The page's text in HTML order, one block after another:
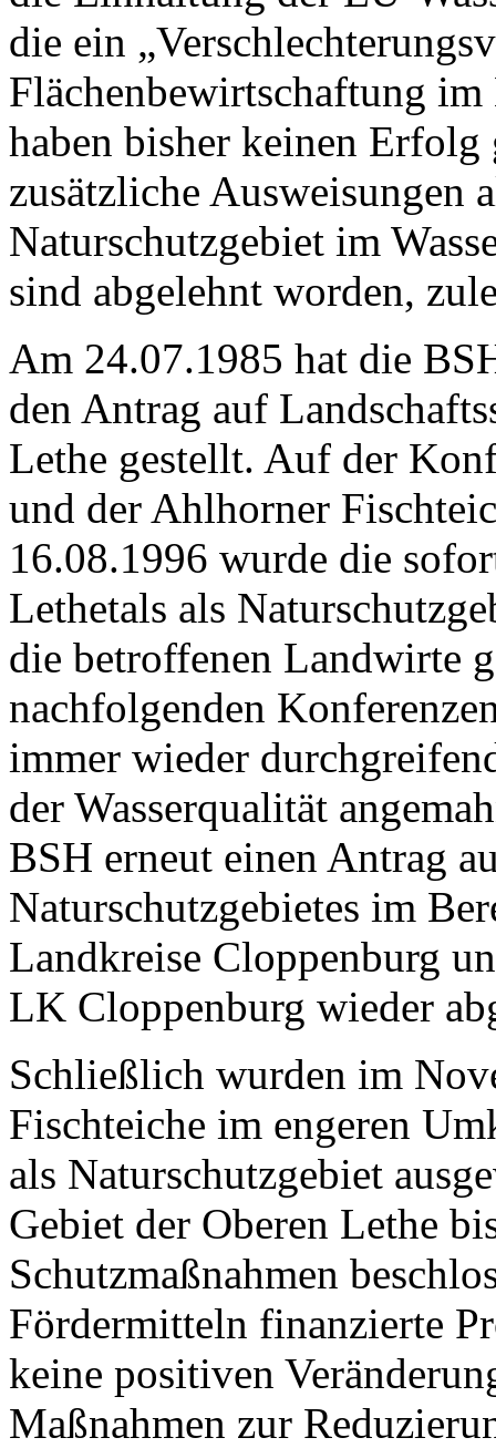
die ein
Flächenbewirtschaftung
haben bisher keinen
zusätzliche Ausweisungen
Naturschutzgebiet im
sind abgelehnt worden,
Am 24.07.1985 hat die
den Antrag auf
Lethe gestellt. Auf der
und der Ahlhorner
16.08.1996 wurde die
Lethetals als
die betroffenen Landwirte
nachfolgenden
immer wieder
der Wasserqualität
BSH erneut einen Antrag
Naturschutzgebietes im
Landkreise Cloppenburg
LK Cloppenburg wieder
Schließlich wurden im
Fischteiche im engeren
als Naturschutzgebiet
Gebiet der Oberen Lethe
Schutzmaßnahmen
Fördermitteln finanzierte
keine positiven
Maßnahmen zur